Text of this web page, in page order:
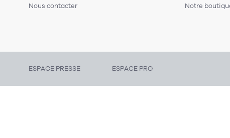
Nous contacter
Notre
ESPACE PRESSE ESPACE PRO